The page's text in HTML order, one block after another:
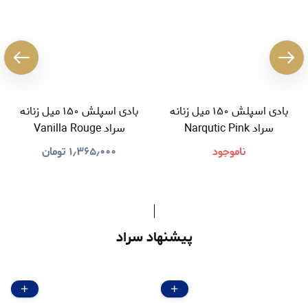
بادی اسپلش ۱۵۰ میل زنانه
سراد Narqutic Pink
ناموجود
بادی اسپلش ۱۵۰ میل زنانه
سراد Vanilla Rouge
۱٫۳۶۵٫۰۰۰ تومان
پیشنهاد سراد